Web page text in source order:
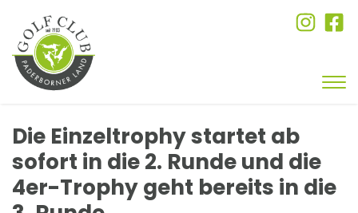
Die Einzeltrophy startet ab
sofort in die 2. Runde und die
4er-Trophy geht bereits in die